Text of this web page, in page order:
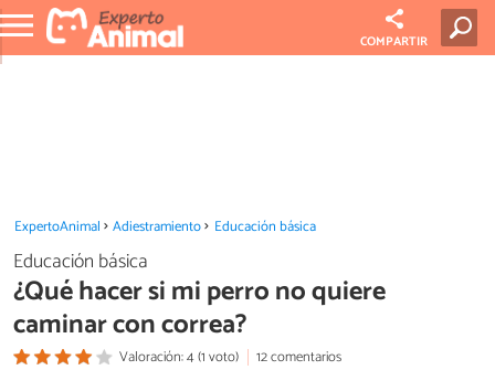
COMPARTIR
ExpertoAnimal Adiestramiento Educación básica
Educación básica
¿Qué hacer si mi perro no quiere
caminar con correa?
Valoración: 4 (1 voto)
12 comentarios